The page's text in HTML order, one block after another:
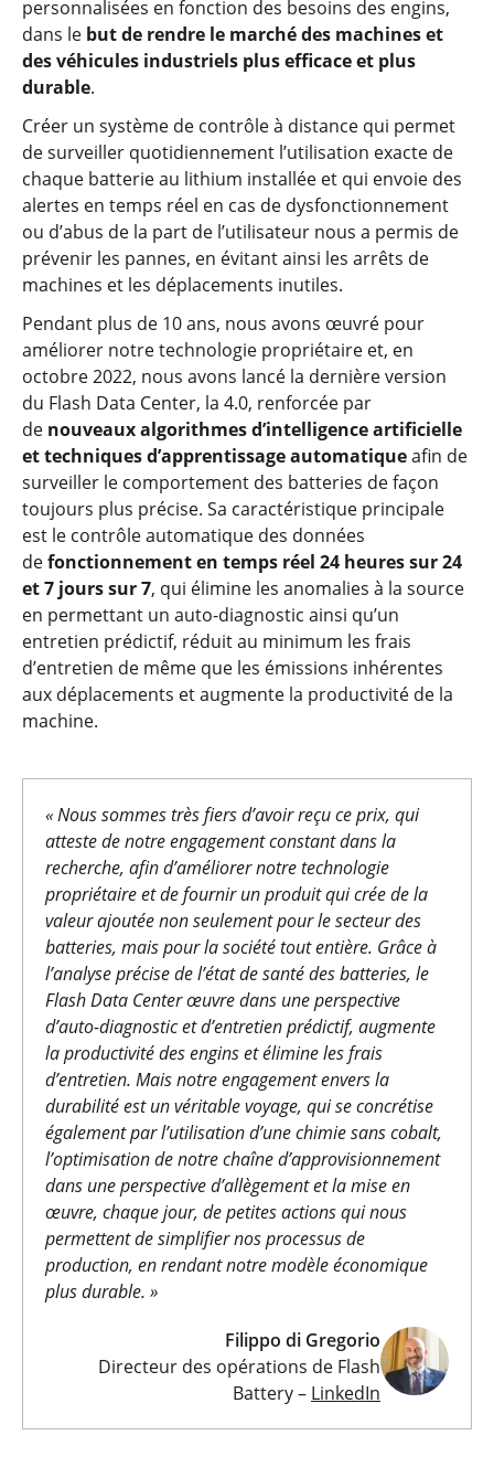
personnalisées en fonction des besoins des engins,
dans le but de rendre le marché des machines et
des véhicules industriels plus efficace et plus
durable.
Créer un système de contrôle à distance qui permet
de surveiller quotidiennement l’utilisation exacte de
chaque batterie au lithium installée et qui envoie des
alertes en temps réel en cas de dysfonctionnement
ou d’abus de la part de l’utilisateur nous a permis de
prévenir les pannes, en évitant ainsi les arrêts de
machines et les déplacements inutiles.
Pendant plus de 10 ans, nous avons œuvré pour
améliorer notre technologie propriétaire et, en
octobre 2022, nous avons lancé la dernière version
du Flash Data Center, la 4.0, renforcée par
de nouveaux algorithmes d’intelligence artificielle
et techniques d’apprentissage automatiqueafin de
surveiller le comportement des batteries de façon
toujours plus précise. Sa caractéristique principale
est le contrôle automatique des données
defonctionnement en temps réel 24 heures sur 24
et 7 jours sur 7, qui élimine les anomalies à la source
en permettant un auto-diagnostic ainsi qu’un
entretien prédictif, réduit au minimum les frais
d’entretien de même que les émissions inhérentes
aux déplacements et augmente la productivité de la
machine.
« Nous sommes très fiers d’avoir reçu ce prix, qui
atteste de notre engagement constant dans la
recherche, afin d’améliorer notre technologie
propriétaire et de fournir un produit qui crée de la
valeur ajoutée non seulement pour le secteur des
batteries, mais pour la société tout entière. Grâce à
l’analyse précise de l’état de santé des batteries, le
Flash Data Center œuvre dans une perspective
d’auto-diagnostic et d’entretien prédictif, augmente
la productivité des engins et élimine les frais
d’entretien. Mais notre engagement envers la
durabilité est un véritable voyage, qui se concrétise
également par l’utilisation d’une chimie sans cobalt,
l’optimisation de notre chaîne d’approvisionnement
dans une perspective d’allègement et la mise en
œuvre, chaque jour, de petites actions qui nous
permettent de simplifier nos processus de
production, en rendant notre modèle économique
plus durable. »
Filippo di Gregorio
Directeur des opérations de Flash
Battery – LinkedIn